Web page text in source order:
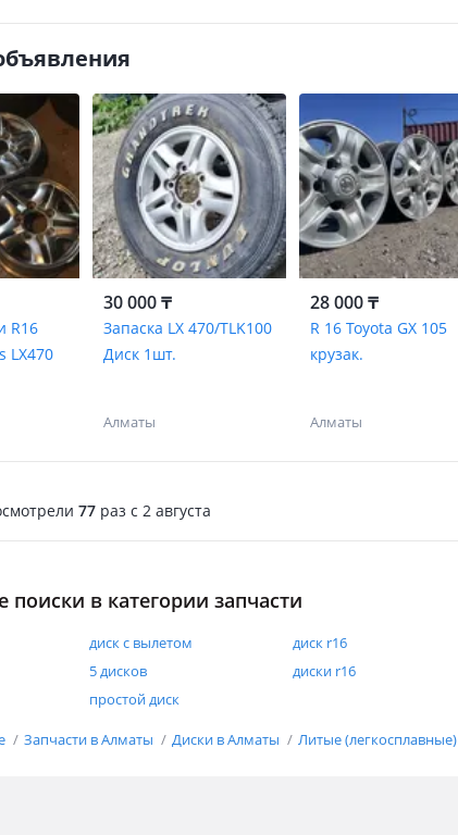
R16
LX470
30 000 ₸
Запаска LX 470/TLK100
Диск 1шт.
Алматы
28 000 ₸
R 16 Toyota GX 105
крузак.
Алматы
77 раз c 2 августа
в категории запчасти
диск с вылетом диск r16
5 дисков диски r16
простой диск
Запчасти в Алматы Диски в Алматы Литые